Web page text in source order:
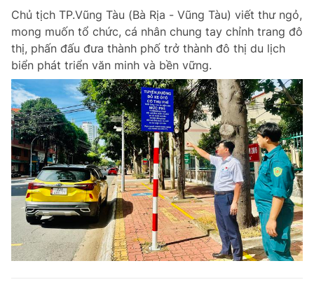
Chủ tịch TP.Vũng Tàu (Bà Rịa - Vũng Tàu) viết thư ngỏ,
mong muốn tổ chức, cá nhân chung tay chỉnh trang đô
thị, phấn đấu đưa thành phố trở thành đô thị du lịch
biển phát triển văn minh và bền vững.